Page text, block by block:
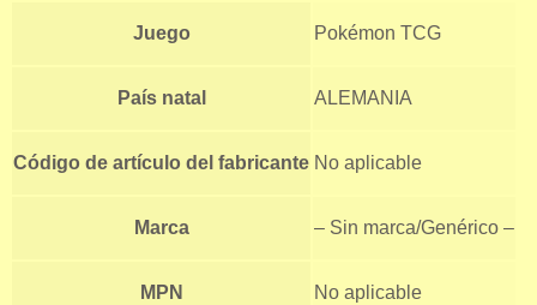
Juego Pokémon TCG
País natal ALEMANIA
Código de artículo del fabricante No aplicable
Marca – Sin marca/Genérico –
MPN No aplicable